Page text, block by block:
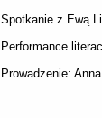
Spotkanie z Ewą
Performance
Prowadzenie: